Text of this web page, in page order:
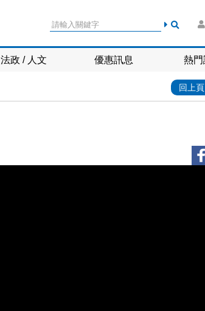
法政 / 人文 優惠訊息 熱門
回上頁